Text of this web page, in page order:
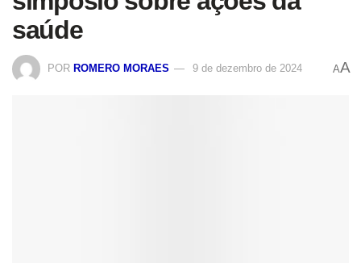
saúde
POR ROMERO MORAES 9 de dezembro de 2024 AA